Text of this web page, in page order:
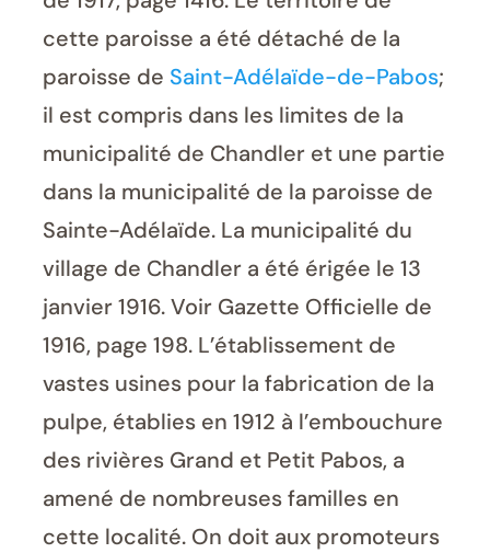
cette paroisse a été détaché de la
paroisse de Saint-Adélaïde-de-Pabos;
il est compris dans les limites de la
municipalité de Chandler et une partie
dans la municipalité de la paroisse de
Sainte-Adélaïde. La municipalité du
village de Chandler a été érigée le 13
janvier 1916. Voir Gazette Officielle de
1916, page 198. L’établissement de
vastes usines pour la fabrication de la
pulpe, établies en 1912 à l’embouchure
des rivières Grand et Petit Pabos, a
amené de nombreuses familles en
cette localité. On doit aux promoteurs